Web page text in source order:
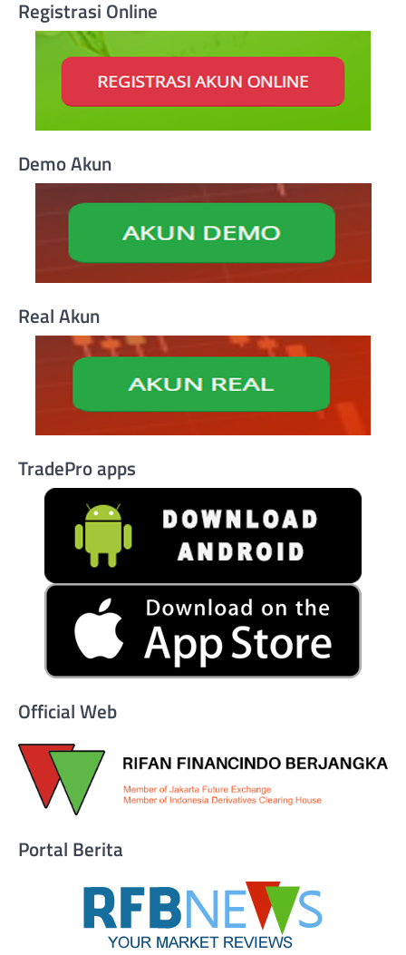
Registrasi Online
Demo Akun
Real Akun
TradePro apps
Official Web
Portal Berita